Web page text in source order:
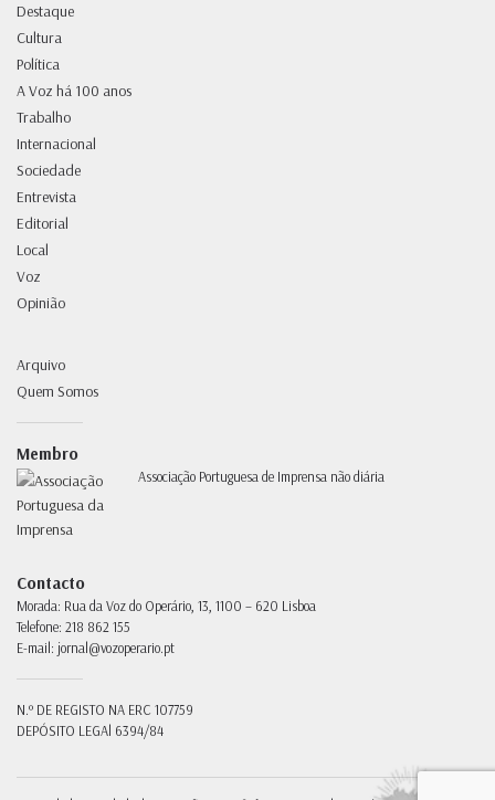
Destaque
Cultura
Política
A Voz há 100 anos
Trabalho
Internacional
Sociedade
Entrevista
Editorial
Local
Voz
Opinião
Arquivo
Quem Somos
Membro
Associação Portuguesa de Imprensa não diária
Contacto
Morada: Rua da Voz do Operário, 13, 1100 – 620 Lisboa
Telefone: 218 862 155
E-mail: jornal@vozoperario.pt
N.º DE REGISTO NA ERC 107759
DEPÓSITO LEGAl 6394/84